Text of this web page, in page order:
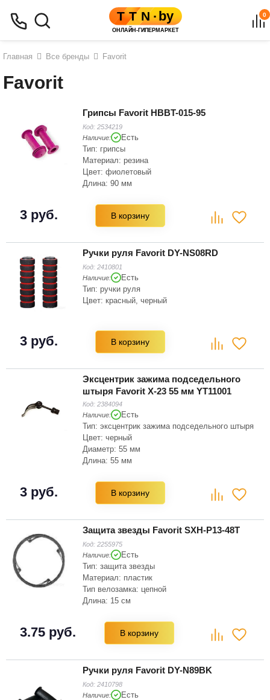
0
Главная Все бренды Favorit
Favorit
Грипсы Favorit HBBT-015-95
Код: 2534219
Наличие:
Есть
Тип: грипсы
Материал: резина
Цвет: фиолетовый
Длина: 90 мм
3 руб. В корзину
Ручки руля Favorit DY-NS08RD
Код: 2410801
Наличие:
Есть
Тип: ручки руля
Цвет: красный, черный
3 руб. В корзину
Эксцентрик зажима подседельного
штыря Favorit X-23 55 мм YT11001
Код: 2384094
Наличие:
Есть
Тип: эксцентрик зажима подседельного штыря
Цвет: черный
Диаметр: 55 мм
Длина: 55 мм
3 руб. В корзину
Защита звезды Favorit SXH-P13-48T
Код: 2255975
Наличие:
Есть
Тип: защита звезды
Материал: пластик
Тип велозамка: цепной
Длина: 15 см
Цвет: черный
Зубьев на звёздочке: 48
3.75 руб. В корзину
Ручки руля Favorit DY-N89BK
Код: 2410798
Наличие:
Есть